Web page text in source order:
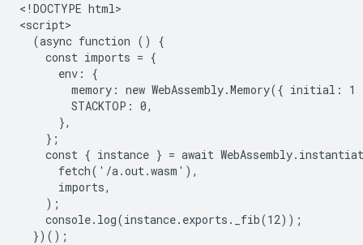
<!DOCTYPE html>
<script>
  (async function () {
    const imports = {
      env: {
memory: new WebAssembly.Memory({ initial: 1
        STACKTOP: 0,
      },
    };
const { instance } = await
      fetch('/a.out.wasm'),
      imports,
    );
    console.log(instance.exports._fib(12));
  })();